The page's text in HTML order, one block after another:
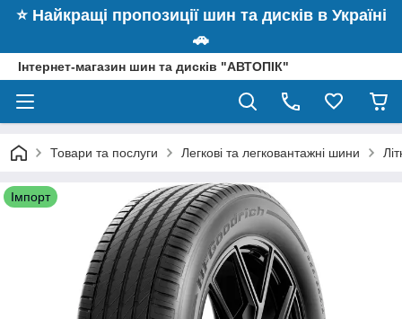
⭐️ Найкращі пропозиції шин та дисків в Україні
🚗
Інтернет-магазин шин та дисків "АВТОПІК"
Товари та послуги Легкові та легковантажні шини
Імпорт